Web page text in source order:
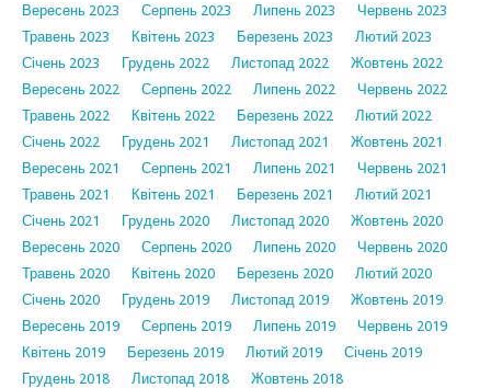
Вересень 2023
Серпень 2023 Липень 2023
Червень 2023
Травень 2023
Квітень 2023 Березень 2023
Лютий 2023
Січень 2023
Грудень 2022 Листопад 2022
Жовтень 2022
Вересень 2022
Серпень 2022 Липень 2022
Червень 2022
Травень 2022
Квітень 2022 Березень 2022
Лютий 2022
Січень 2022
Грудень 2021 Листопад 2021
Жовтень 2021
Вересень 2021
Серпень 2021 Липень 2021
Червень 2021
Травень 2021
Квітень 2021 Березень 2021
Лютий 2021
Січень 2021
Грудень 2020 Листопад 2020
Жовтень 2020
Вересень 2020
Серпень 2020 Липень 2020
Червень 2020
Травень 2020
Квітень 2020 Березень 2020
Лютий 2020
Січень 2020
Грудень 2019 Листопад 2019
Жовтень 2019
Вересень 2019
Серпень 2019 Липень 2019
Червень 2019
Квітень 2019
Березень 2019 Лютий 2019
Січень 2019
Грудень 2018
Листопад 2018
Жовтень 2018